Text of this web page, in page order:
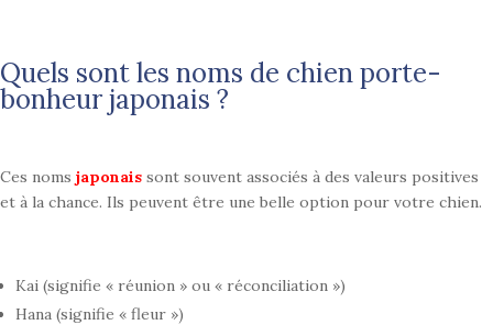
Quels sont les noms de chien porte-
bonheur japonais ?
Ces noms japonais sont souvent associés à des valeurs positives
et à la chance. Ils peuvent être une belle option pour votre chien.
Kai (signifie « réunion » ou « réconciliation »)
Hana (signifie « fleur »)